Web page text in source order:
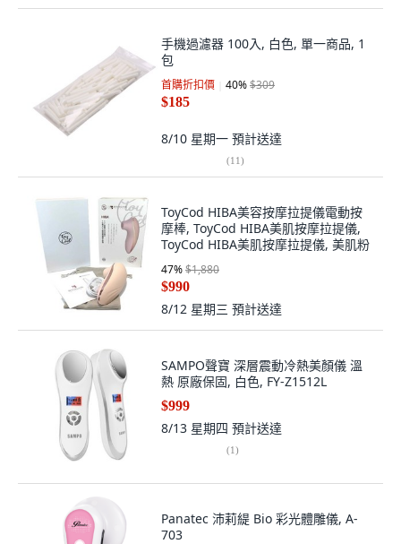
手機過濾器 100入, 白色, 單一商品, 1
包
首購折扣價 40%$309
$185
8/10 星期一 預計送達
(11)
ToyCod HIBA美容按摩拉提儀電動按
摩棒, ToyCod HIBA美肌按摩拉提儀,
ToyCod HIBA美肌按摩拉提儀, 美肌粉
47%$1,880
$990
8/12 星期三 預計送達
SAMPO聲寶 深層震動冷熱美顏儀 溫
熱 原廠保固, 白色, FY-Z1512L
$999
8/13 星期四 預計送達
(1)
Panatec 沛莉緹 Bio 彩光體雕儀, A-
703